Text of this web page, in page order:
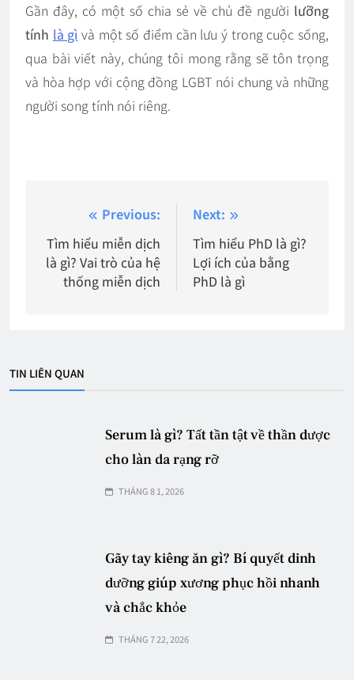
Gần đây, có một số chia sẻ về chủ đề người lưỡng
tính là gì và một số điểm cần lưu ý trong cuộc sống,
qua bài viết này, chúng tôi mong rằng sẽ tôn trọng
và hòa hợp với cộng đồng LGBT nói chung và những
người song tính nói riêng.
hướng
bài
Previous:
Tìm hiểu miễn dịch
là gì? Vai trò của hệ
thống miễn dịch
Next:
Tìm hiểu PhD là gì?
Lợi ích của bằng
PhD là gì
TIN LIÊN QUAN
Serum là gì? Tất tần tật về thần dược
cho làn da rạng rỡ
THÁNG 8 1, 2026
Gãy tay kiêng ăn gì? Bí quyết dinh
dưỡng giúp xương phục hồi nhanh
và chắc khỏe
THÁNG 7 22, 2026